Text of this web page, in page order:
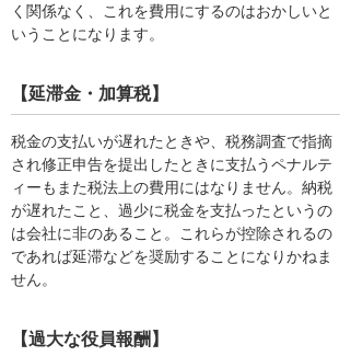
く関係なく、これを費用にするのはおかしいと
いうことになります。
【延滞金・加算税】
税金の支払いが遅れたときや、税務調査で指摘
され修正申告を提出したときに支払うペナルテ
ィーもまた税法上の費用にはなりません。納税
が遅れたこと、過少に税金を支払ったというの
は会社に非のあること。これらが控除されるの
であれば延滞などを奨励することになりかねま
せん。
【過大な役員報酬】